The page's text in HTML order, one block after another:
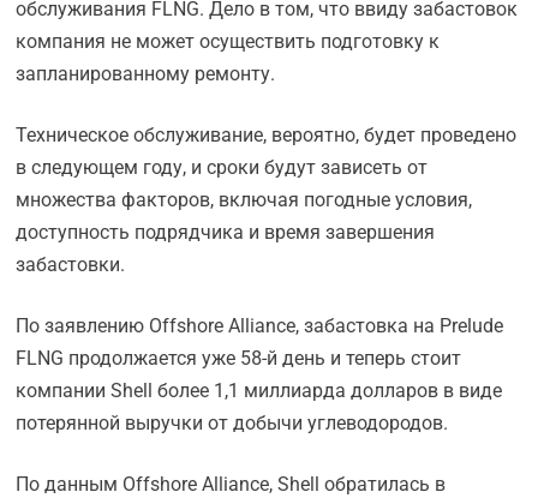
обслуживания FLNG. Дело в том, что ввиду забастовок
компания не может осуществить подготовку к
запланированному ремонту.
Техническое обслуживание, вероятно, будет проведено
в следующем году, и сроки будут зависеть от
множества факторов, включая погодные условия,
доступность подрядчика и время завершения
забастовки.
По заявлению Offshore Alliance, забастовка на Prelude
FLNG продолжается уже 58-й день и теперь стоит
компании Shell более 1,1 миллиарда долларов в виде
потерянной выручки от добычи углеводородов.
По данным Offshore Alliance, Shell обратилась в